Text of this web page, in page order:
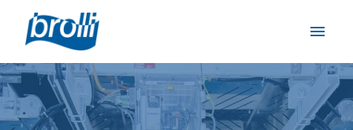
content
Homepage